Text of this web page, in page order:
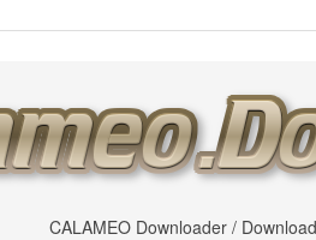
CALAMEO Downloader /